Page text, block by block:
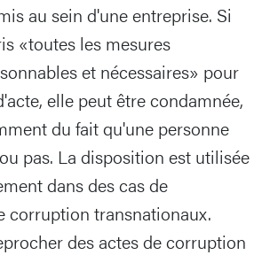
au sein d'une entreprise. Si
«toutes les mesures
et nécessaires» pour
elle peut être condamnée,
du fait qu'une personne
pas. La disposition est utilisée
dans des cas de
corruption transnationaux.
des actes de corruption